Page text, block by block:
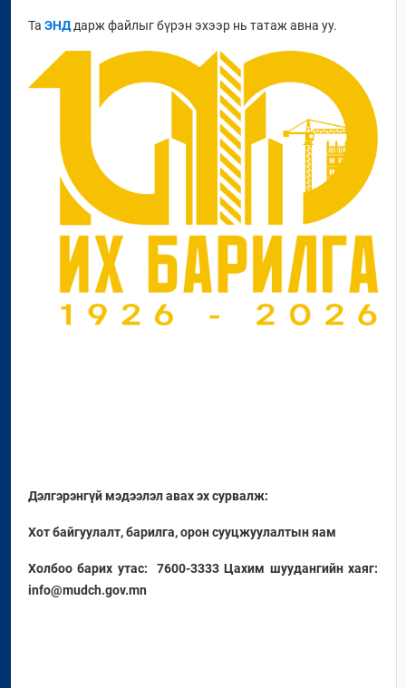
Та ЭНДдарж файлыг бүрэн эхээр нь татаж авна уу.
Дэлгэрэнгүй мэдээлэл авах эх сурвалж:
Хот байгуулалт, барилга, орон сууцжуулалтын яам
Холбоо барих утас: 7600-3333 Цахим шуудангийн хаяг:
info@mudch.gov.mn